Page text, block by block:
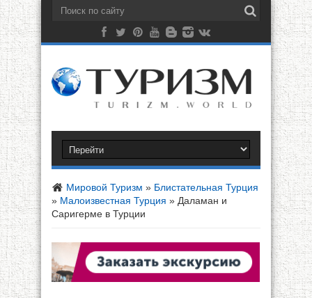
Мировой Туризм » Блистательная Турция
» Малоизвестная Турция » Даламан и
Саригерме в Турции